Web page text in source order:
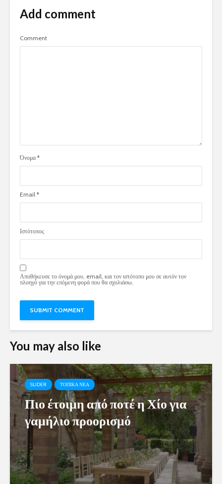
Add comment
Comment
Όνομα *
Email *
Ιστότοπος
Αποθήκευσε το όνομά μου, email, και τον ιστότοπο μου σε αυτόν τον
πλοηγό για την επόμενη φορά που θα σχολιάσω.
You may also like
SLIDER ΤΟΠΙΚΑ ΝΕΑ
Πιο έτοιμη από ποτέ η Χίο για
γαμήλιο προορισμό